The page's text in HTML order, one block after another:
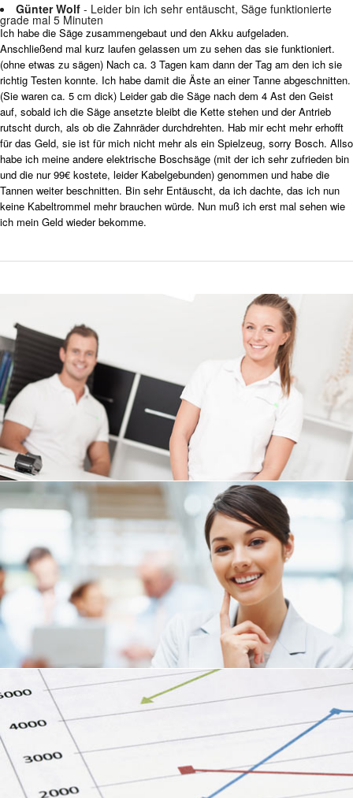
Günter Wolf - Leider bin ich sehr entäuscht, Säge funktionierte
grade mal 5 Minuten
Ich habe die Säge zusammengebaut und den Akku aufgeladen.
Anschließend mal kurz laufen gelassen um zu sehen das sie funktioniert.
(ohne etwas zu sägen) Nach ca. 3 Tagen kam dann der Tag am den ich sie
richtig Testen konnte. Ich habe damit die Äste an einer Tanne abgeschnitten.
(Sie waren ca. 5 cm dick) Leider gab die Säge nach dem 4 Ast den Geist
auf, sobald ich die Säge ansetzte bleibt die Kette stehen und der Antrieb
rutscht durch, als ob die Zahnräder durchdrehten. Hab mir echt mehr erhofft
für das Geld, sie ist für mich nicht mehr als ein Spielzeug, sorry Bosch. Allso
habe ich meine andere elektrische Boschsäge (mit der ich sehr zufrieden bin
und die nur 99€ kostete, leider Kabelgebunden) genommen und habe die
Tannen weiter beschnitten. Bin sehr Entäuscht, da ich dachte, das ich nun
keine Kabeltrommel mehr brauchen würde. Nun muß ich erst mal sehen wie
ich mein Geld wieder bekomme.